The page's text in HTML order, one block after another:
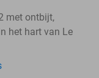
met ontbijt,
het hart van Le